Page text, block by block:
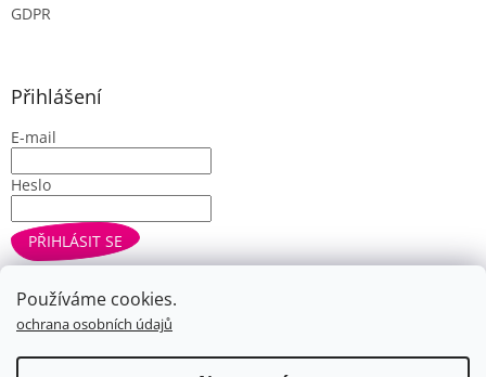
Používáme cookies.
ochrana osobních údajů
GDPR
Přihlášení
E-mail
Heslo
PŘIHLÁSIT SE
Nová registraceZapomenuté heslo